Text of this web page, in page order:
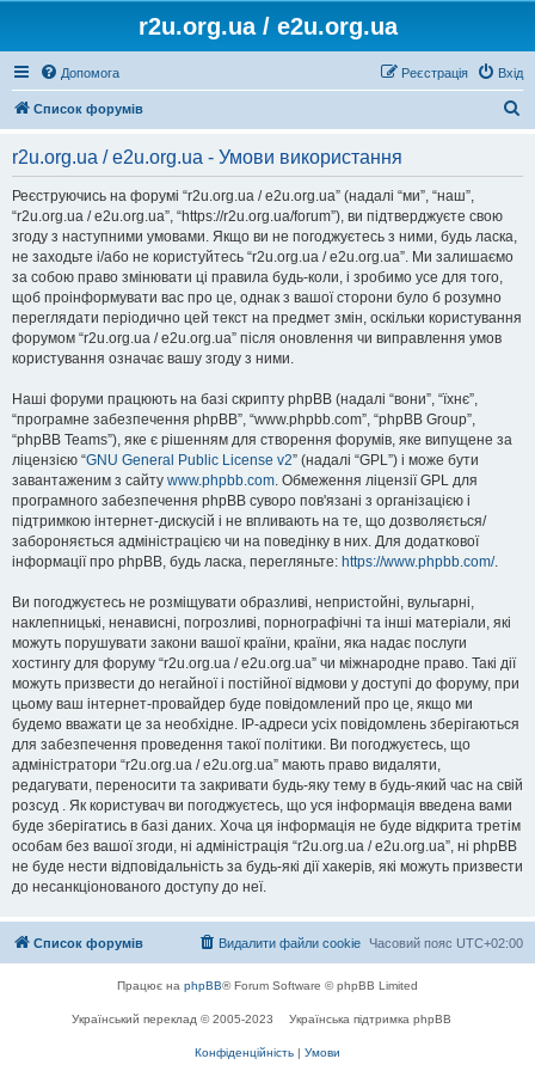
r2u.org.ua / e2u.org.ua
Допомога Вхід
Реєстрація
Список форумів
r2u.org.ua / e2u.org.ua - Умови використання
Реєструючись на форумі “r2u.org.ua / e2u.org.ua” (надалі “ми”, “наш”,
“r2u.org.ua / e2u.org.ua”, “https://r2u.org.ua/forum”), ви підтверджуєте свою
згоду з наступними умовами. Якщо ви не погоджуєтесь з ними, будь ласка,
не заходьте і/або не користуйтесь “r2u.org.ua / e2u.org.ua”. Ми залишаємо
за собою право змінювати ці правила будь-коли, і зробимо усе для того,
щоб проінформувати вас про це, однак з вашої сторони було б розумно
переглядати періодично цей текст на предмет змін, оскільки користування
форумом “r2u.org.ua / e2u.org.ua” після оновлення чи виправлення умов
користування означає вашу згоду з ними.
Наші форуми працюють на базі скрипту phpBB (надалі “вони”, “їхнє”,
“програмне забезпечення phpBB”, “www.phpbb.com”, “phpBB Group”,
“phpBB Teams”), яке є рішенням для створення форумів, яке випущене за
ліцензією “GNU General Public License v2” (надалі “GPL”) і може бути
завантаженим з сайту www.phpbb.com. Обмеження ліцензії GPL для
програмного забезпечення phpBB суворо пов'язані з організацією і
підтримкою інтернет-дискусій і не впливають на те, що дозволяється/
забороняється адміністрацією чи на поведінку в них. Для додаткової
інформації про phpBB, будь ласка, перегляньте: https://www.phpbb.com/.
Ви погоджуєтесь не розміщувати образливі, непристойні, вульгарні,
наклепницькі, ненависні, погрозливі, порнографічні та інші матеріали, які
можуть порушувати закони вашої країни, країни, яка надає послуги
хостингу для форуму “r2u.org.ua / e2u.org.ua” чи міжнародне право. Такі дії
можуть призвести до негайної і постійної відмови у доступі до форуму, при
цьому ваш інтернет-провайдер буде повідомлений про це, якщо ми
будемо вважати це за необхідне. IP-адреси усіх повідомлень зберігаються
для забезпечення проведення такої політики. Ви погоджуєтесь, що
адміністратори “r2u.org.ua / e2u.org.ua” мають право видаляти,
редагувати, переносити та закривати будь-яку тему в будь-який час на свій
розсуд . Як користувач ви погоджуєтесь, що уся інформація введена вами
буде зберігатись в базі даних. Хоча ця інформація не буде відкрита третім
особам без вашої згоди, ні адміністрація “r2u.org.ua / e2u.org.ua”, ні phpBB
не буде нести відповідальність за будь-які дії хакерів, які можуть призвести
до несанкціонованого доступу до неї.
Список форумів Часовий пояс UTC+02:00
Видалити файли cookie
Працює на phpBB® Forum Software © phpBB Limited
Український переклад © 2005-2023 Українська підтримка phpBB
Конфіденційність | Умови